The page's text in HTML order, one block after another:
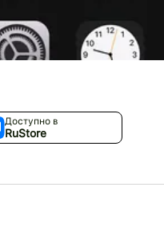
Доступно в
RuStore